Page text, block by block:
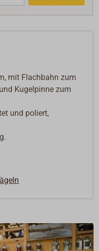
mit Flachbahn zum
Kugelpinne zum
und poliert,